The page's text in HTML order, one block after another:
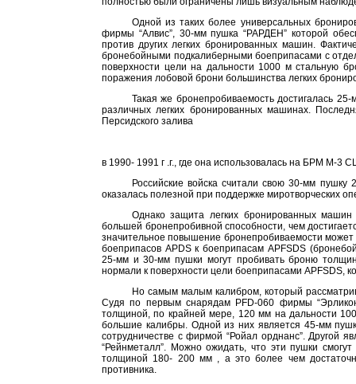
Одной из таких более универсальных
фирмы “Алвис”, 30-мм пушка “РАРДЕН” которой
против других легких бронированных машин.
бронебойными подкалиберными боеприпасами с
поверхности цели на дальности 1000 мстальную
поражения лобовой брони большинства легких
Такая же бронепробиваемость достигалась
различных легких бронированных машинах.
Персидского залива
в 1990- 1991 г .г., где она использовалась на БРМ М-3
Российские войска считали свою 30-мм
оказалась полезной при поддержке миротворческих
Однако защита легких бронированных
большей бронепробивной способности, чем
значительное повышение бронепробиваемости может
боеприпасов APDS к боеприпасам APFSDS
25-мм и 30-мм пушки могут пробивать броню
нормали к поверхности цели боеприпасами APFSDS,
Но самым малым калибром, который
Судя по первым снарядам PFD-060 фирмы
толщиной, по крайней мере, 120 мм на дальности
большие калибры. Одной из них является 45-мм
сотрудничестве с фирмой “Ройал орднанс”. Другой
“Рейнметалл”. Можно ожидать, что эти пушки
толщиной 180- 200 мм, а это более чем
противника.